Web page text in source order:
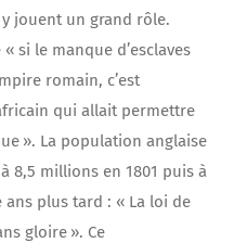
jouent un grand rôle.
si le manque d’esclaves
romain, c’est
qui allait permettre
». La population anglaise
8,5 millions en 1801 puis à
ans plus tard : « La loi de
gloire ». Ce